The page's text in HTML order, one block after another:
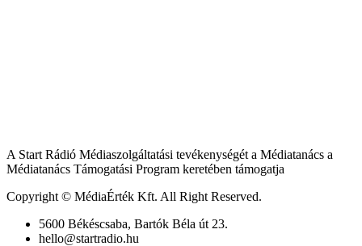
A Start Rádió Médiaszolgáltatási tevékenységét a Médiatanács a
Médiatanács Támogatási Program keretében támogatja
Copyright © MédiaÉrték Kft. All Right Reserved.
5600 Békéscsaba, Bartók Béla út 23.
hello@startradio.hu